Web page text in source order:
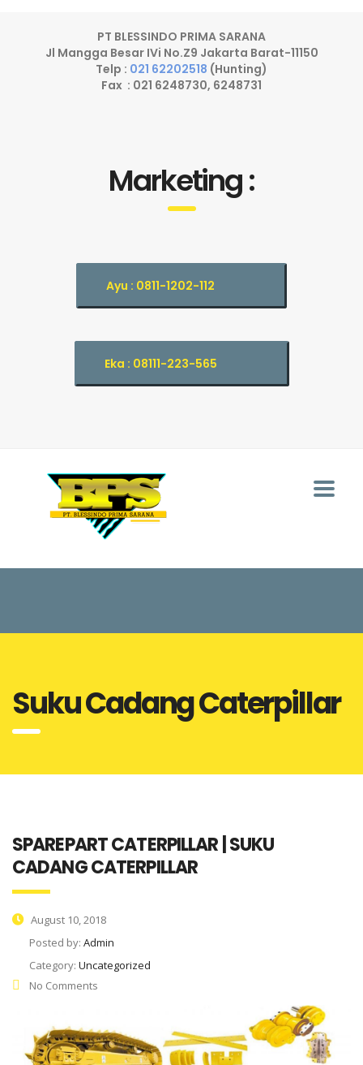
PT BLESSINDO PRIMA SARANA
Jl Mangga Besar IVi No.Z9 Jakarta Barat-11150
Telp : 021 62202518 (Hunting)
Fax : 021 6248730, 6248731
Marketing :
Ayu : 0811-1202-112
Eka : 08111-223-565
Suku Cadang Caterpillar
SPAREPART CATERPILLAR | SUKU
CADANG CATERPILLAR
August 10, 2018
Posted by: Admin
Category: Uncategorized
No Comments